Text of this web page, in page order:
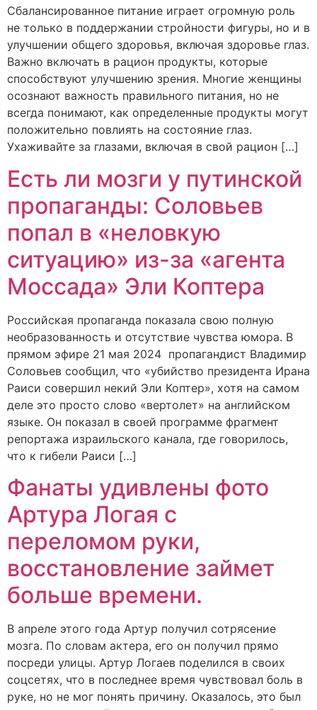
Сбалансированное питание играет огромную роль
не только в поддержании стройности фигуры, но и в
улучшении общего здоровья, включая здоровье глаз.
Важно включать в рацион продукты, которые
способствуют улучшению зрения. Многие женщины
осознают важность правильного питания, но не
всегда понимают, как определенные продукты могут
положительно повлиять на состояние глаз.
Ухаживайте за глазами, включая в свой рацион […]
Есть ли мозги у путинской
пропаганды: Соловьев
попал в «неловкую
ситуацию» из-за «агента
Моссада» Эли Коптера
Российская пропаганда показала свою полную
необразованность и отсутствие чувства юмора. В
прямом эфире 21 мая 2024 пропагандист Владимир
Соловьев сообщил, что «убийство президента Ирана
Раиси совершил некий Эли Коптер», хотя на самом
деле это просто слово «вертолет» на английском
языке. Он показал в своей программе фрагмент
репортажа израильского канала, где говорилось,
что к гибели Раиси […]
Фанаты удивлены фото
Артура Логая с
переломом руки,
восстановление займет
больше времени.
В апреле этого года Артур получил сотрясение
мозга. По словам актера, его он получил прямо
посреди улицы. Артур Логаев поделился в своих
соцсетях, что в последнее время чувствовал боль в
руке, но не мог понять причину. Оказалось, это был